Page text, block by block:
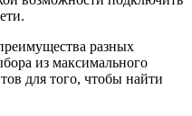
разных
из максимального
для того, чтобы найти